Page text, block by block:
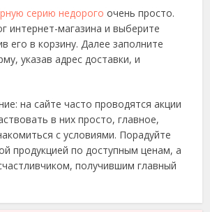
серию недорого очень просто.
интернет-магазина и выберите
его в корзину. Далее заполните
указав адрес доставки, и
на сайте часто проводятся акции
в них просто, главное,
с условиями. Порадуйте
продукцией по доступным ценам, а
получившим главный